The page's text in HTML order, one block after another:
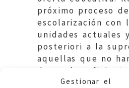
Gestionar el
próximo proceso de
escolarización con
unidades actuales
posteriori a la
aquellas que no
demanda